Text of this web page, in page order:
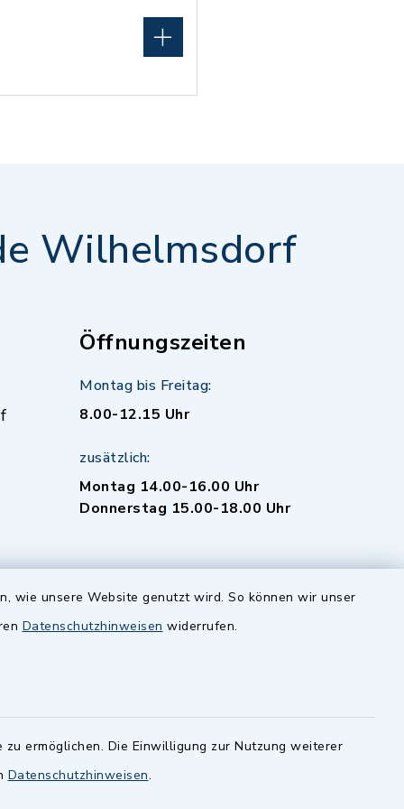
wie unsere Website genutzt wird. So können wir unser
Datenschutzhinweisen widerrufen.
ermöglichen. Die Einwilligung zur Nutzung weiterer
Datenschutzhinweisen.
Wilhelmsdorf
Öffnungszeiten
Montag bis Freitag:
8.00-12.15 Uhr
zusätzlich:
Montag 14.00-16.00 Uhr
Donnerstag 15.00-18.00 Uhr